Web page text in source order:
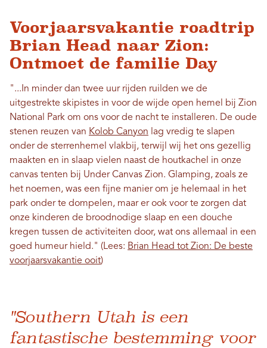
Voorjaarsvakantie roadtrip
Brian Head naar Zion:
Ontmoet de familie Day
"...In minder dan twee uur rijden ruilden we de
uitgestrekte skipistes in voor de wijde open hemel bij Zion
National Park om ons voor de nacht te installeren. De oude
stenen reuzen van Kolob Canyon lag vredig te slapen
onder de sterrenhemel vlakbij, terwijl wij het ons gezellig
maakten en in slaap vielen naast de houtkachel in onze
canvas tenten bij Under Canvas Zion. Glamping, zoals ze
het noemen, was een fijne manier om je helemaal in het
park onder te dompelen, maar er ook voor te zorgen dat
onze kinderen de broodnodige slaap en een douche
kregen tussen de activiteiten door, wat ons allemaal in een
goed humeur hield." (Lees: Brian Head tot Zion: De beste
voorjaarsvakantie ooit)
"Southern Utah is een
fantastische bestemming voor